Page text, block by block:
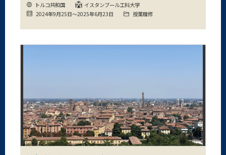
トルコ共和国
イスタンブール工科大学
2024年9月25日～2025年6月23日
授業履修